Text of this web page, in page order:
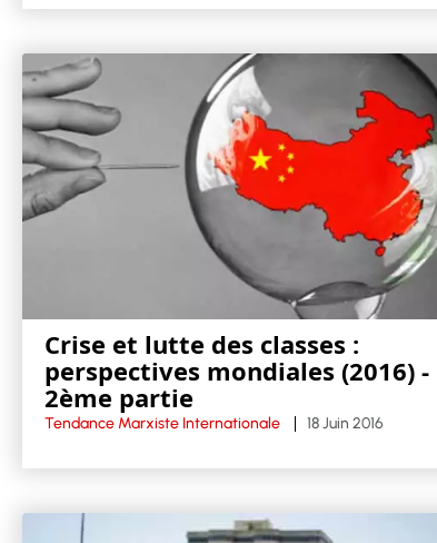
Crise et lutte des classes :
perspectives mondiales (2016) -
2ème partie
Tendance Marxiste Internationale 18 Juin 2016